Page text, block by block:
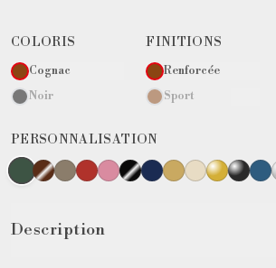
COLORIS
Cognac
Noir
FINITIONS
Renforcée
Sport
PERSONNALISATION
Description